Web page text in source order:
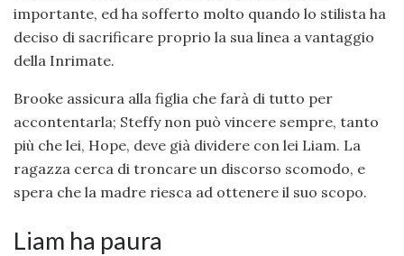
importante, ed ha sofferto molto quando lo stilista ha
deciso di sacrificare proprio la sua linea a vantaggio
della Inrimate.
Brooke assicura alla figlia che farà di tutto per
accontentarla; Steffy non può vincere sempre, tanto
più che lei, Hope, deve già dividere con lei Liam. La
ragazza cerca di troncare un discorso scomodo, e
spera che la madre riesca ad ottenere il suo scopo.
Liam ha paura